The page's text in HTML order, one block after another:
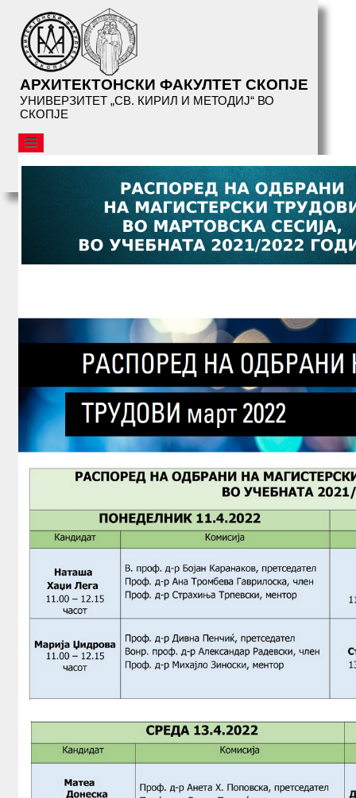
АРХИТЕКТОНСКИ ФАКУЛТЕТ СКОПЈЕ
УНИВЕРЗИТЕТ „СВ. КИРИЛ И МЕТОДИЈ“ ВО
СКОПЈЕ
АФС
ОРГАНИЗАЦИЈА
СТУДИИ
СЕРВИСИ
БИБЛИОТЕКА
АФС
ПРЕДАВАЊА
ИЗЛОЖБИ
ОБУКИ
ЛЕТНА ШКОЛА
ПУБЛИКАЦИИ
АРХИ.ТЕК
АЛУМНИ
КОНТАКТ
B2